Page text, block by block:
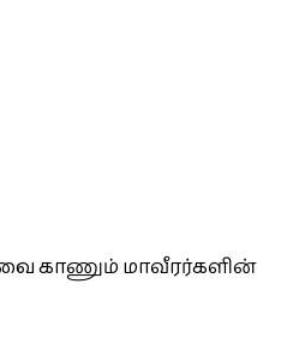
காணும் மாவீரர்களின்